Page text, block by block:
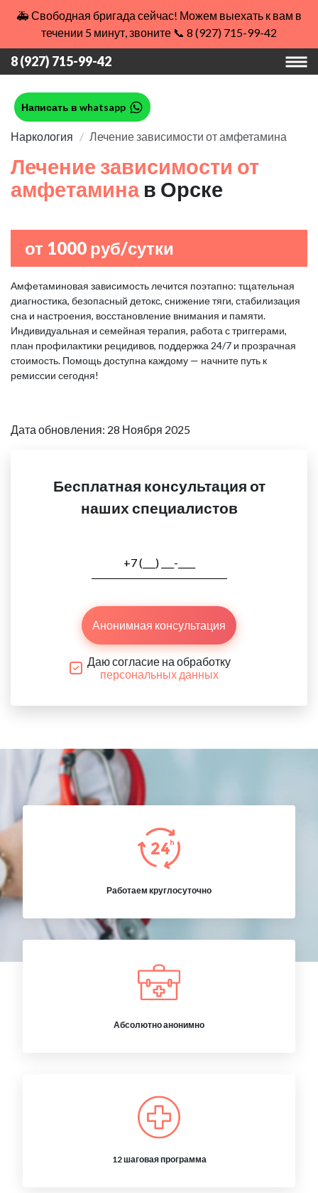
🚑 Свободная бригада сейчас! Можем выехать к вам в
течении 5 минут, звоните 📞 8 (927) 715-99-42
8 (927) 715-99-42
Написать в whatsapp
Наркология Лечение зависимости от амфетамина
Лечение зависимости от
амфетамина в Орске
от 1000 руб/сутки
Амфетаминовая зависимость лечится поэтапно: тщательная
диагностика, безопасный детокс, снижение тяги, стабилизация
сна и настроения, восстановление внимания и памяти.
Индивидуальная и семейная терапия, работа с триггерами,
план профилактики рецидивов, поддержка 24/7 и прозрачная
стоимость. Помощь доступна каждому — начните путь к
ремиссии сегодня!
Дата обновления: 28 Ноября 2025
Бесплатная консультация от
наших специалистов
Анонимная консультация
Даю согласие на обработку
персональных данных
Работаем круглосуточно
Абсолютно анонимно
12 шаговая программа